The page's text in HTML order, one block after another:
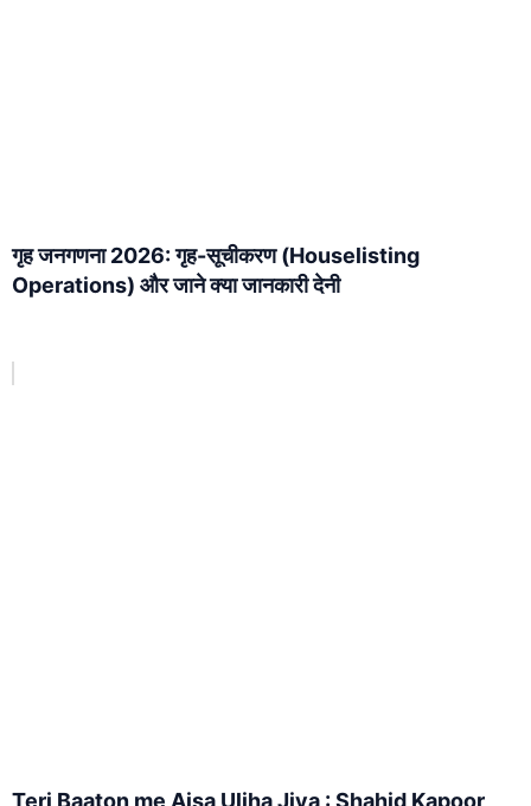
गृह जनगणना 2026: गृह-सूचीकरण (Houselisting
Operations) और जाने क्या जानकारी देनी
Teri Baaton me Aisa Uljha Jiya : Shahid Kapoor